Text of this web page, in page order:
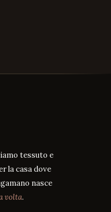
tessuto e
la casa dove
nasce
volta.